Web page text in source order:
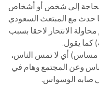
بحاجة إلى شخص أو أشخاص
حدث مع المبتعث السعودي
محاولة الانتحار لاحقا بسبب
كما يقول.
مساس) أي لا تمس الناس،
وعن المجتمع وهام في
صابه الوسواس.